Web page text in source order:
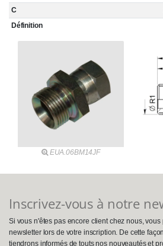
C
Définition
EUA.06BM14JF
Inscrivez-vous à notre
Si vous n'êtes pas encore client chez nous,
newsletter lors de votre inscription. De cette
tiendrons informés de touts nos nouveautés et